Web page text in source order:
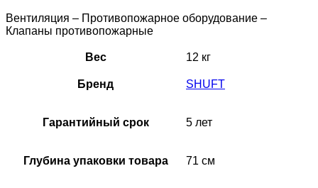
Вентиляция – Противопожарное оборудование –
Клапаны противопожарные
Вес 12 кг
Бренд SHUFT
Гарантийный срок 5 лет
Глубина упаковки товара 71 см